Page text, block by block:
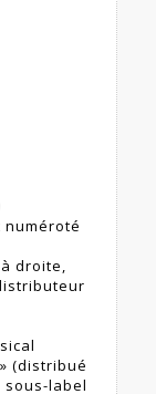
droite,
(distribué
sous-label